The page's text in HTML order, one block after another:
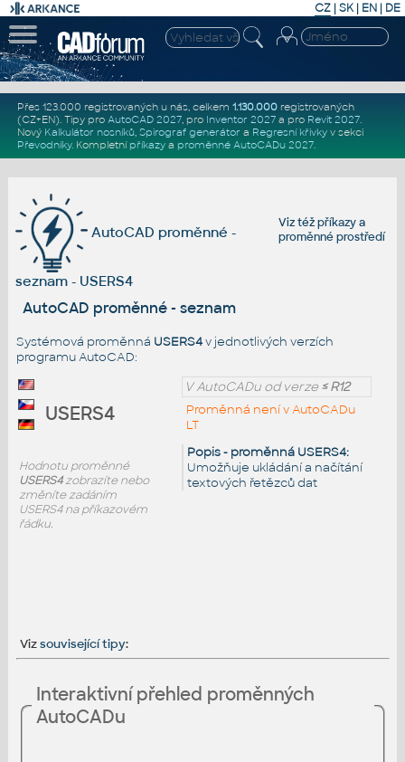
CZ | SK| EN | DE
Přes 123.000 registrovaných u nás, celkem 1.130.000registrovaných
(CZ+EN). Tipy pro AutoCAD 2027, pro Inventor 2027a pro Revit 2027.
Nový Kalkulátor nosníků, Spirograf generátor a Regresní křivkyv sekci
Převodníky. Kompletní příkazya proměnné AutoCADu 2027.
Viz téžpříkazya
proměnné prostředí
AutoCAD proměnné -
seznam - USERS4
AutoCAD proměnné - seznam
Systémová proměnná USERS4v jednotlivých verzích
programu AutoCAD:
V AutoCADu od verze≤ R12
Proměnná není v AutoCADu
LT
Popis - proměnná USERS4:
Umožňuje ukládání a načítání
textových řetězců dat
USERS4
Hodnotu proměnné
USERS4zobrazíte nebo
změníte zadáním
USERS4 na příkazovém
řádku.
Vizsouvisející tipy:
Interaktivní přehled proměnných
AutoCADu